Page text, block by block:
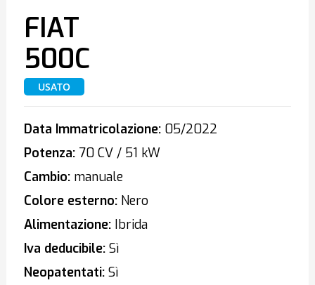
FIAT
500C
USATO
Data Immatricolazione:05/2022
Potenza:70 CV / 51 kW
Cambio:manuale
Colore esterno:Nero
Alimentazione:Ibrida
Iva deducibile:Sì
Neopatentati:Sì